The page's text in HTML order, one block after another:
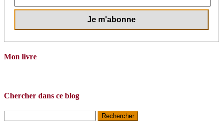
Mon livre
Chercher dans ce blog